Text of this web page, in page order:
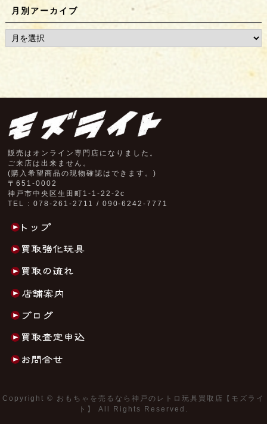
月別アーカイブ
販売はオンライン専門店になりました。
ご来店は出来ません。
(購入希望商品の現物確認はできます。)
〒651-0002
神戸市中央区生田町1-1-22-2c
TEL : 078-261-2711 / 090-6242-7771
Copyright © おもちゃを売るなら神戸のレトロ玩具買取店【モズライ
ト】
All Rights Reserved.